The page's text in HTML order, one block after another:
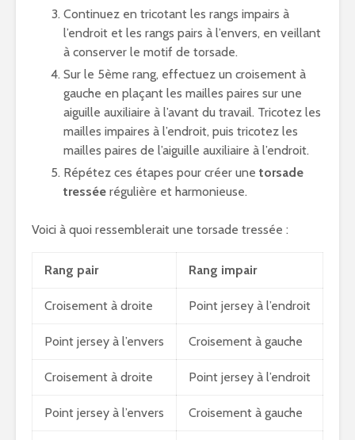
Continuez en tricotant les rangs impairs à
l’endroit et les rangs pairs à l’envers, en veillant
à conserver le motif de torsade.
Sur le 5ème rang, effectuez un croisement à
gauche en plaçant les mailles paires sur une
aiguille auxiliaire à l’avant du travail. Tricotez les
mailles impaires à l’endroit, puis tricotez les
mailles paires de l’aiguille auxiliaire à l’endroit.
Répétez ces étapes pour créer une torsade
tressée régulière et harmonieuse.
Voici à quoi ressemblerait une torsade tressée :
Rang pair Rang impair
Croisement à droite Point jersey à l’endroit
Point jersey à l’envers Croisement à gauche
Croisement à droite Point jersey à l’endroit
Point jersey à l’envers Croisement à gauche